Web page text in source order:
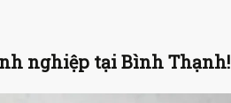
nghiệp tại Bình Thạnh!